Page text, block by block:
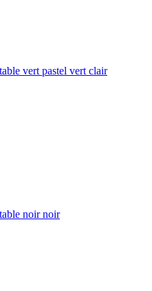
vert pastel vert clair
noir noir